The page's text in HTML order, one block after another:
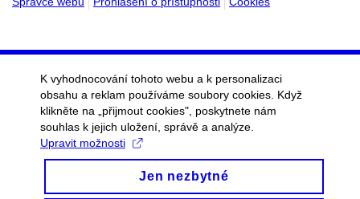
K vyhodnocování tohoto webu a k personalizaci
obsahu a reklam používáme soubory cookies. Když
klikněte na „přijmout cookies", poskytnete nám
souhlas k jejich uložení, správě a analýze.
Upravit možnosti
Jen nezbytné